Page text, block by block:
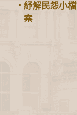
紓解民怨小檔
案